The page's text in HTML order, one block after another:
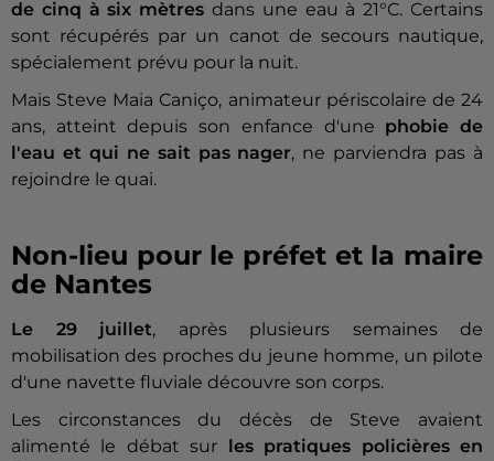
de cinq à six mètres dans une eau à 21°C. Certains
sont récupérés par un canot de secours nautique,
spécialement prévu pour la nuit.
Mais Steve Maia Caniço, animateur périscolaire de 24
ans, atteint depuis son enfance d'une phobie de
l'eau et qui ne sait pas nager, ne parviendra pas à
rejoindre le quai.
Non-lieu pour le préfet et la maire
de Nantes
Le 29 juillet, après plusieurs semaines de
mobilisation des proches du jeune homme, un pilote
d'une navette fluviale découvre son corps.
Les circonstances du décès de Steve avaient
alimenté le débat sur
les pratiques policières en